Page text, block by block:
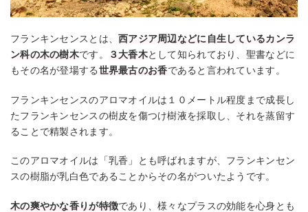
フランキンセンスとは、西アジア周辺などに自生しているカンラ
ン科の木の樹木です。 ３大香木として知られており、聖書などに
もその名が登場する世界最古のお香であると言われています。
フランキンセンスのアロマオイルは１０メートル程度まで成長し
たフランキンセンスの樹皮を傷つけ樹液を採取し、それを蒸留す
ることで精製されます。
このアロマオイルは「乳香」とも呼ばれますが、フランキンセン
スの樹脂が乳白色であることからその名がついたようです。
木の爽やかな香りが特徴であり、様々なプラスの効能を心身とも